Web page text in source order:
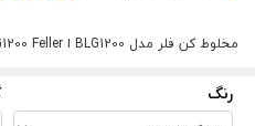
مخلوط کن فلر مدل BLG1200 ا BLG1200 Feller
رنگ